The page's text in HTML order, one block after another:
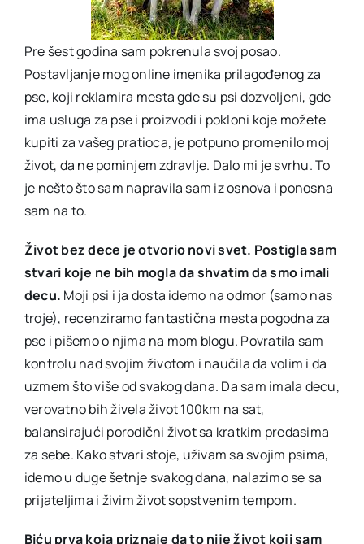
Pre šest godina sam pokrenula svoj posao.
Postavljanje mog online imenika prilagođenog za
pse, koji reklamira mesta gde su psi dozvoljeni, gde
ima usluga za pse i proizvodi i pokloni koje možete
kupiti za vašeg pratioca, je potpuno promenilo moj
život, da ne pominjem zdravlje. Dalo mi je svrhu. To
je nešto što sam napravila sam iz osnova i ponosna
sam na to.
Život bez dece je otvorio novi svet. Postigla sam
stvari koje ne bih mogla da shvatim da smo imali
decu. Moji psi i ja dosta idemo na odmor (samo nas
troje), recenziramo fantastična mesta pogodna za
pse i pišemo o njima na mom blogu. Povratila sam
kontrolu nad svojim životom i naučila da volim i da
uzmem što više od svakog dana. Da sam imala decu,
verovatno bih živela život 100km na sat,
balansirajući porodični život sa kratkim predasima
za sebe. Kako stvari stoje, uživam sa svojim psima,
idemo u duge šetnje svakog dana, nalazimo se sa
prijateljima i živim život sopstvenim tempom.
Biću prva koja priznaje da to nije život koji sam